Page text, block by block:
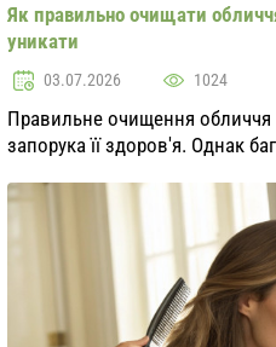
Як правильно очищати
уникати
03.07.2026 1024
Правильне очищення
запорука її здоров'я. Однак
статті ми розглянемо